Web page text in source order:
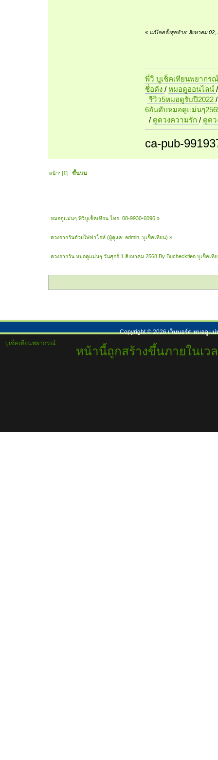
« แก้ไขครั้งสุดท้าย: สิงหาคม 02,
พี่วิ บูเช็คเทียนพยากร
ชื่อดัง / หมอดูออนไลน์
รีวิว5หมอดูรับปี2022
6อันดับหมอดูแม่นๆ
/ ดูดวงความรัก / ดูด
ca-pub-
หน้า: [1]ขึ้นบน
หมอดูแม่นๆ พี่วิบูเช็คเทียน โทร. 08-9930-6096 »
ดวงรายวันด้วยไพ่ฟาโรห์ (ผู้ดูแล:admin ,บูเช็คเทียน) »
ดวงรายวัน หมอดูแม่นๆ วันศุกร์ 1 สิงหาคม 2568 By Buchecktien บูเช็คเที
Copyright ©2026เว็บบอร์ด หมอดูแม่
บูเช็คเทียนพยากรณ์
หน้านี้ถูกสร้างขึ้นภายในเว